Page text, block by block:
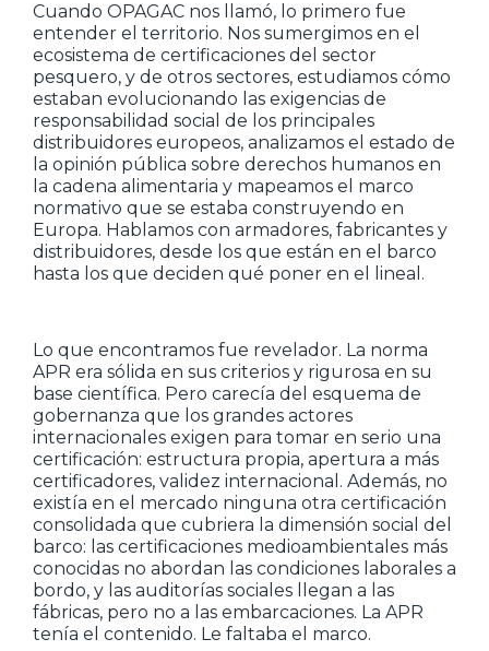
Cuando OPAGAC nos llamó, lo primero fue
entender el territorio. Nos sumergimos en el
ecosistema de certificaciones del sector
pesquero, y de otros sectores, estudiamos cómo
estaban evolucionando las exigencias de
responsabilidad social de los principales
distribuidores europeos, analizamos el estado de
la opinión pública sobre derechos humanos en
la cadena alimentaria y mapeamos el marco
normativo que se estaba construyendo en
Europa. Hablamos con armadores, fabricantes y
distribuidores, desde los que están en el barco
hasta los que deciden qué poner en el lineal.
Lo que encontramos fue revelador. La norma
APR era sólida en sus criterios y rigurosa en su
base científica. Pero carecía del esquema de
gobernanza que los grandes actores
internacionales exigen para tomar en serio una
certificación: estructura propia, apertura a más
certificadores, validez internacional. Además, no
existía en el mercado ninguna otra certificación
consolidada que cubriera la dimensión social del
barco: las certificaciones medioambientales más
conocidas no abordan las condiciones laborales a
bordo, y las auditorías sociales llegan a las
fábricas, pero no a las embarcaciones. La APR
tenía el contenido. Le faltaba el marco.